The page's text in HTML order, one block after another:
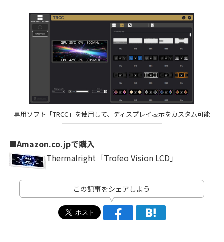
専用ソフト「TRCC」を使用して、ディスプレイ表示をカスタム可能
■Amazon.co.jpで購入
Thermalright「Trofeo Vision LCD」
この記事をシェアしよう